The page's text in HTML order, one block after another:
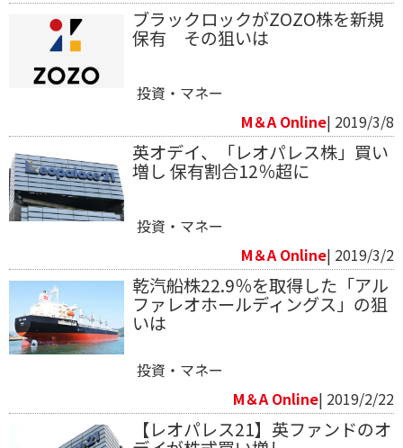
ブラックロックがZOZO株を新規
保有 その狙いは
投資・マネー
M＆A Online| 2019/3/8
英オデイ、「レオパレス株」買い
増し 保有割合12％超に
投資・マネー
M＆A Online| 2019/3/2
乾汽船株22.9％を取得した「アル
ファレオホールディングス」の狙
いは
投資・マネー
M＆A Online| 2019/2/22
【レオパレス21】英ファンドのオ